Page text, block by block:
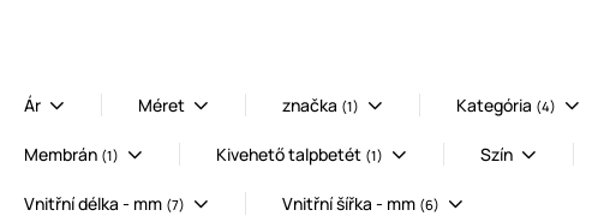
Ár Méret značka (1) Kategória (4)
Membrán (1) Kivehető talpbetét (1) Szín
Vnitřní délka - mm (7) Vnitřní šířka - mm (6)